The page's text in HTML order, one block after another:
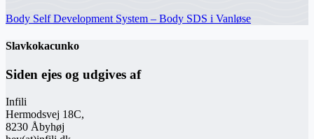
Body Self Development System – Body SDS i Vanløse
Slavkokacunko
Siden ejes og udgives af
Infili
Hermodsvej 18C,
8230 Åbyhøj